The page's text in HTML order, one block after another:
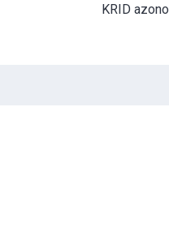
KRID